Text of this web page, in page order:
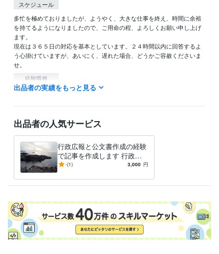
スケジュール
多忙を極めておりましたが、ようやく、大きな仕事を終え、時間に余裕
を持てるようになりましたので、ご用命の程、よろしくお願い申し上げ
ます。
現在は３６５日の対応を基本としています。２４時間以内に回答するよ
う心掛けていますが、あいにく、遅れた場合、どうかご容赦くださいま
せ。
経験職種
クリエイター / ライター・編集 経験年数 : 3年
管理 / 総務 経験年数 : 14年
事務・ビジネスサポート / 事務（一般事務）
ライフスタイル・その他 / 公務員
職歴
オフィス・イコアン 2021年6月 ~ 現在
ビジネス・クリエイティブツール
Excel:25年Google スプレッドシート:3年Word:25年
文章の校正:25年
得意分野
ライティング・翻訳 文章作成と校正。通知文や手紙の校正など。
出品者の実績をもっと見る
出品者の人気サービス
行政広報と公文書作成の経験
で記事を作成します 行政広
報と公文書作成の経験で記事
-(1) 3,000 円